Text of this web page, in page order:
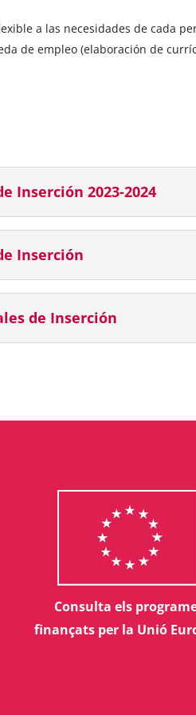
a las necesidades de cada
de empleo (elaboración de
Inserción 2023-2024
Inserción
de Inserción
Consulta els
finançats per la Unió